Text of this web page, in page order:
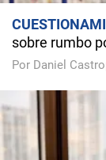
sobre rumbo
Por Daniel